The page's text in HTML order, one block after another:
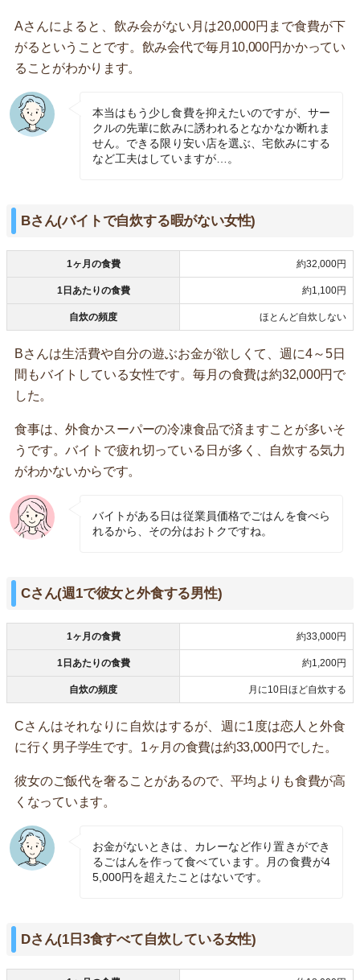
Aさんによると、飲み会がない月は20,000円まで食費が下
がるということです。飲み会代で毎月10,000円かかってい
ることがわかります。
本当はもう少し食費を抑えたいのですが、サー
クルの先輩に飲みに誘われるとなかなか断れま
せん。できる限り安い店を選ぶ、宅飲みにする
など工夫はしていますが…。
Bさん(バイトで自炊する暇がない女性)
1ヶ月の食費 約32,000円
1日あたりの食費 約1,100円
自炊の頻度 ほとんど自炊しない
Bさんは生活費や自分の遊ぶお金が欲しくて、週に4～5日
間もバイトしている女性です。毎月の食費は約32,000円で
した。
食事は、外食かスーパーの冷凍食品で済ますことが多いそ
うです。バイトで疲れ切っている日が多く、自炊する気力
がわかないからです。
バイトがある日は従業員価格でごはんを食べら
れるから、その分はおトクですね。
Cさん(週1で彼女と外食する男性)
1ヶ月の食費 約33,000円
1日あたりの食費 約1,200円
自炊の頻度 月に10日ほど自炊する
Cさんはそれなりに自炊はするが、週に1度は恋人と外食
に行く男子学生です。1ヶ月の食費は約33,000円でした。
彼女のご飯代を奢ることがあるので、平均よりも食費が高
くなっています。
お金がないときは、カレーなど作り置きができ
るごはんを作って食べています。月の食費が4
5,000円を超えたことはないです。
Dさん(1日3食すべて自炊している女性)